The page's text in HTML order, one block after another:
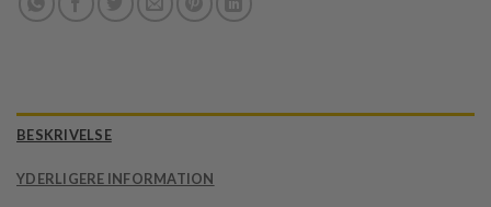
BESKRIVELSE
YDERLIGERE INFORMATION